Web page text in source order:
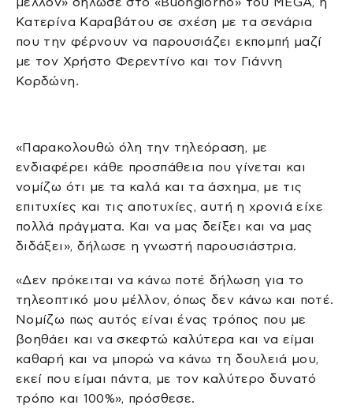
Κατερίνα Καραβάτου σε σχέση με τα σενάρια
που την φέρνουν να παρουσιάζει εκπομπή μαζί
με τον Χρήστο Φερεντίνο και τον Γιάννη
Κορδώνη.
«Παρακολουθώ όλη την τηλεόραση, με
ενδιαφέρει κάθε προσπάθεια που γίνεται και
νομίζω ότι με τα καλά και τα άσχημα, με τις
επιτυχίες και τις αποτυχίες, αυτή η χρονιά είχε
πολλά πράγματα. Και να μας δείξει και να μας
διδάξει», δήλωσε η γνωστή παρουσιάστρια.
«Δεν πρόκειται να κάνω ποτέ δήλωση για το
τηλεοπτικό μου μέλλον, όπως δεν κάνω και ποτέ.
Νομίζω πως αυτός είναι ένας τρόπος που με
βοηθάει και να σκεφτώ καλύτερα και να είμαι
καθαρή και να μπορώ να κάνω τη δουλειά μου,
εκεί που είμαι πάντα, με τον καλύτερο δυνατό
τρόπο και 100%», πρόσθεσε.